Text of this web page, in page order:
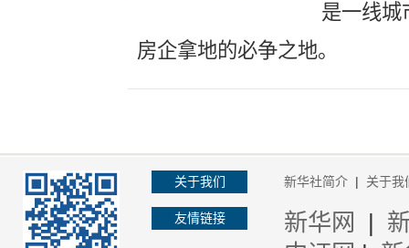
是一线城
房企拿地的必争之地。
关于我们
友情链接
新华社简介 | 关于我
新华网 |